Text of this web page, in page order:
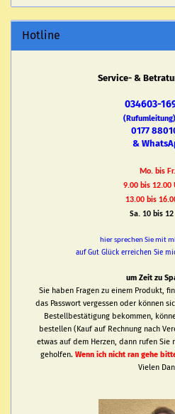
Hotline
Service- &
034603-
0177
&
Mo. bis
9.00 bis 12.00
13.00 bis
Sa. 10 bis
hier sprechen Sie mit
auf Gut Glück erreichen Sie
um Zeit zu
Sie haben Fragen zu einem Produkt,
das Passwort vergessen oder können
Bestellbestätigung bekommen,
bestellen (Kauf auf Rechnung nach
etwas auf dem Herzen, dann rufen Sie
geholfen. Wenn ich nicht ran gehe
Vielen